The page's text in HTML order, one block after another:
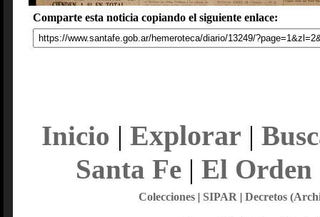
Comparte esta noticia copiando el siguiente enlace:
Inicio | Explorar |
Santa Fe| El Orden
Colecciones| SIPAR | Decretos